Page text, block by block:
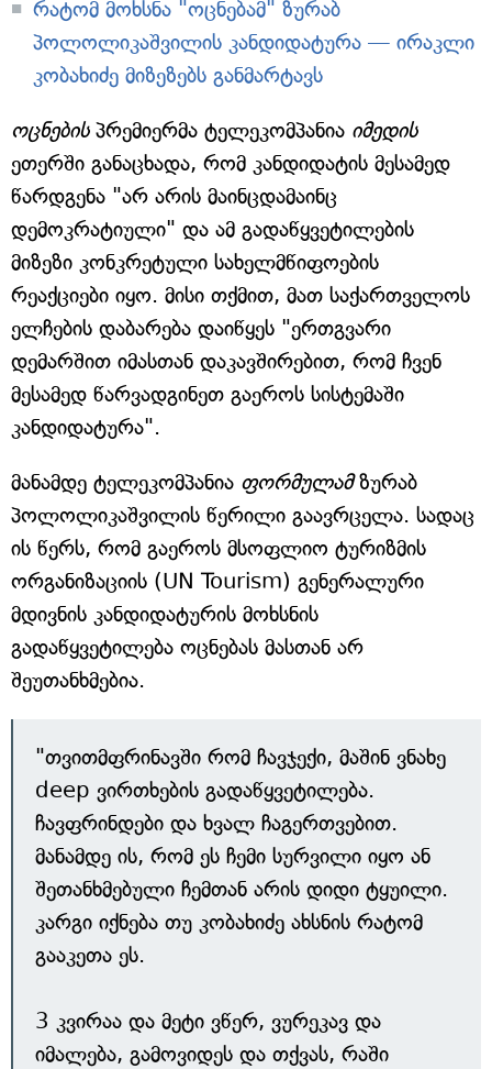
რატომ მოხსნა "ოცნებამ" ზურაბ
პოლოლიკაშვილის კანდიდატურა — ირაკლი
კობახიძე მიზეზებს განმარტავს
ოცნებისპრემიერმა ტელეკომპანია იმედის
ეთერში განაცხადა, რომ კანდიდატის მესამედ
წარდგენა "არ არის მაინცდამაინც
დემოკრატიული" და ამ გადაწყვეტილების
მიზეზი კონკრეტული სახელმწიფოების
რეაქციები იყო. მისი თქმით, მათ საქართველოს
ელჩების დაბარება დაიწყეს "ერთგვარი
დემარშით იმასთან დაკავშირებით, რომ ჩვენ
მესამედ წარვადგინეთ გაეროს სისტემაში
კანდიდატურა".
მანამდე ტელეკომპანია ფორმულამზურაბ
პოლოლიკაშვილის წერილი გაავრცელა. სადაც
ის წერს, რომ გაეროს მსოფლიო ტურიზმის
ორგანიზაციის (UN Tourism) გენერალური
მდივნის კანდიდატურის მოხსნის
გადაწყვეტილება ოცნებას მასთან არ
შეუთანხმებია.
"თვითმფრინავში რომ ჩავჯექი, მაშინ ვნახე
deep ვირთხების გადაწყვეტილება.
ჩავფრინდები და ხვალ ჩაგერთვებით.
მანამდე ის, რომ ეს ჩემი სურვილი იყო ან
შეთანხმებული ჩემთან არის დიდი ტყუილი.
კარგი იქნება თუ კობახიძე ახსნის რატომ
გააკეთა ეს.
3 კვირაა და მეტი ვწერ, ვურეკავ და
იმალება, გამოვიდეს და თქვას, რაში